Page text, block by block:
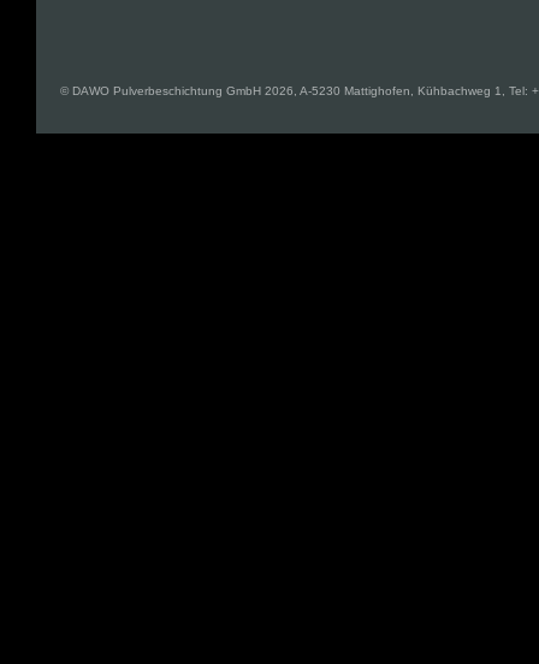
© DAWO Pulverbeschichtung GmbH 2026, A-5230 Mattighofen, Kühbachweg 1, Tel: